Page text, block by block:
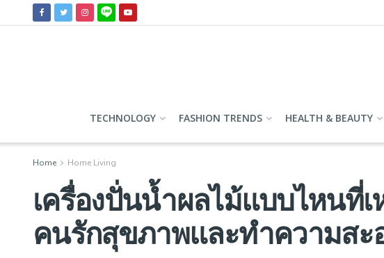
TECHNOLOGY FASHION TRENDS HEALTH & BEAUTY
Home Home Living
เครื่องปั่นน้ำผลไม้แบบไหนที่
คนรักสุขภาพและทำความสะ